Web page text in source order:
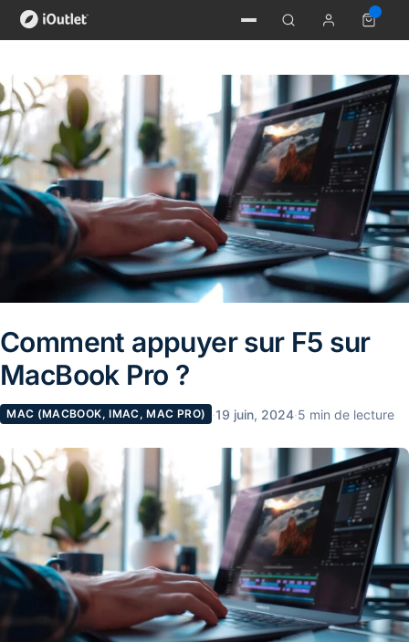
Comment appuyer sur F5 sur
MacBook Pro ?
MAC (MACBOOK, IMAC, MAC PRO) ·19 juin, 2024·5 min de lecture